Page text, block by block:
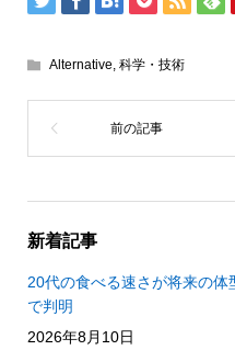
Alternative, 科学・技術
新着記事
20代の食べる速さが将来の
で判明
2026年8月10日